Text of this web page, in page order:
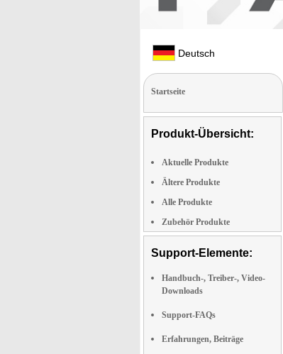
Deutsch
Startseite
Produkt-Übersicht:
Aktuelle Produkte
Ältere Produkte
Alle Produkte
Zubehör Produkte
Support-Elemente:
Handbuch-, Treiber-, Video-
Downloads
Support-FAQs
Erfahrungen, Beiträge